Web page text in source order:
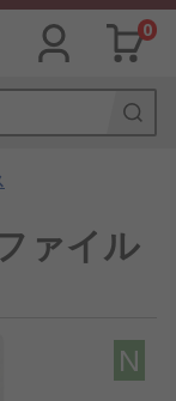
0
ァイル
N